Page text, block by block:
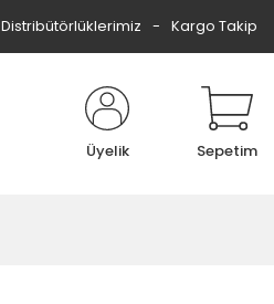
Distribütörlüklerimiz Kargo Takip
Üyelik Sepetim